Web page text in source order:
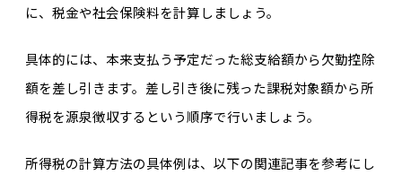
に、税金や社会保険料を計算しましょう。
具体的には、本来支払う予定だった総支給額から欠勤控除
額を差し引きます。差し引き後に残った課税対象額から所
得税を源泉徴収するという順序で行いましょう。
所得税の計算方法の具体例は、以下の関連記事を参考にし